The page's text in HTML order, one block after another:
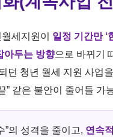
세지원이 일정 기간만 ‘
아두는 방향으로 바뀌기
던 청년 월세 지원 사업
” 같은 불안이 줄어들 가
의 성격을 줄이고, 연속